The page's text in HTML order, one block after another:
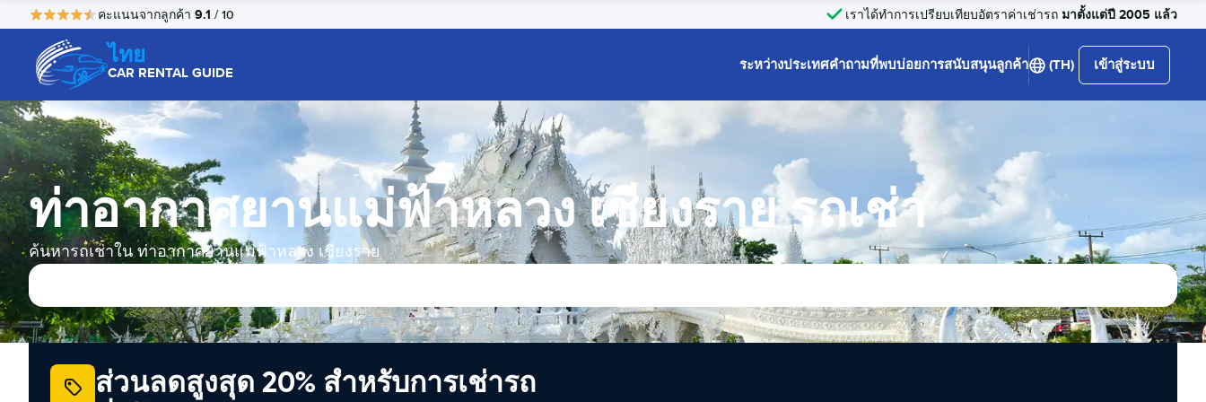
คะแนนจากลูกค้า 9.1 / 10 เราได้ทำการเปรียบเทียบอัตราค่าเช่ารถ มาตั้งแต่ปี 2005 แล้ว
ไทย
CAR RENTAL GUIDE ระหว่างประเทศคำถามที่พบบ่อยการสนับสนุนลูกค้า (TH) เข้าสู่ระบบ
ท่าอากาศยานแม่ฟ้าหลวง เชียงราย รถเช่า
ค้นหารถเช่าใน ท่าอากาศยานแม่ฟ้าหลวง เชียงราย
ส่วนลดสูงสุด 20% สำหรับการเช่ารถ